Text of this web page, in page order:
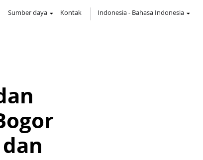
Sumber daya Kontak Indonesia- Bahasa Indonesia